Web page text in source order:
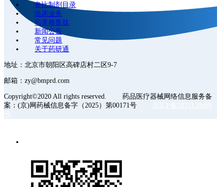
参比制剂目录
临床业务
司美格鲁肽
新闻公告
常见问题
关于药研通
地址：北京市朝阳区高碑店村二区9-7
邮箱：zy@bmprd.com
Copyright©2020 All rights reserved. 药品医疗器械网络信息服务备
案：(京)网药械信息备字（2025）第00171号